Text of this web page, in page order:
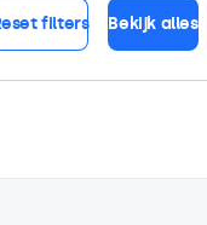
filters Bekijk alles